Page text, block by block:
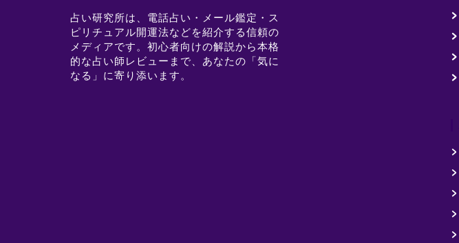
占い研究所は、電話占い・メール鑑定・ス
ピリチュアル開運法などを紹介する信頼の
メディアです。初心者向けの解説から本格
的な占い師レビューまで、あなたの「気に
なる」に寄り添います。